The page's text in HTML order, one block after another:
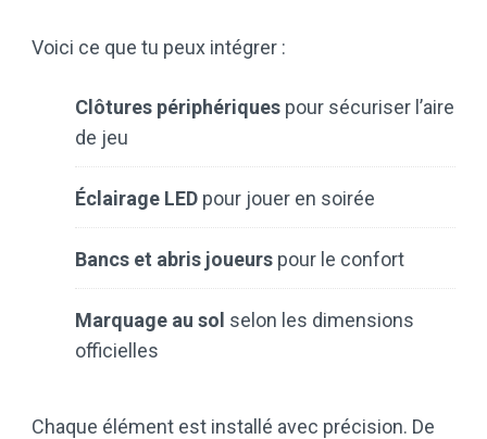
Voici ce que tu peux intégrer :
Clôtures périphériques pour sécuriser l’aire
de jeu
Éclairage LED pour jouer en soirée
Bancs et abris joueurs pour le confort
Marquage au sol selon les dimensions
officielles
Chaque élément est installé avec précision. De